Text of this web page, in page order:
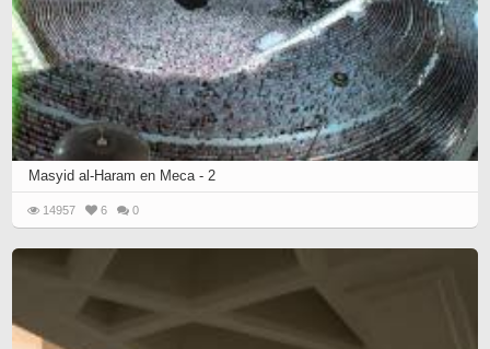
Masyid al-Haram en Meca - 2
14957 6 0